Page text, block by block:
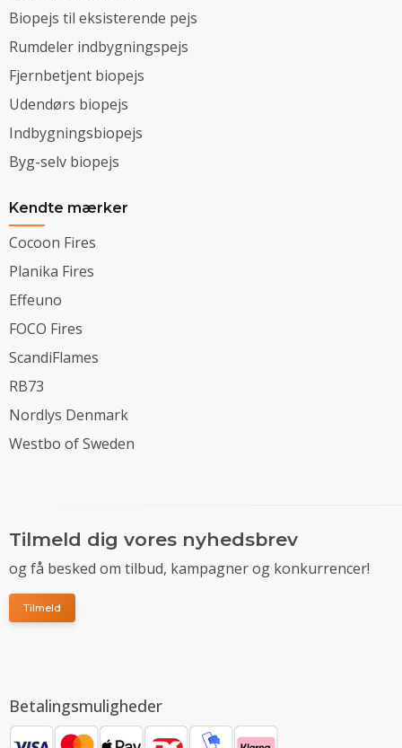
Biopejs til eksisterende pejs
Rumdeler indbygningspejs
Fjernbetjent biopejs
Udendørs biopejs
Indbygningsbiopejs
Byg-selv biopejs
Kendte mærker
Cocoon Fires
Planika Fires
Effeuno
FOCO Fires
ScandiFlames
RB73
Nordlys Denmark
Westbo of Sweden
Tilmeld dig vores nyhedsbrev
og få besked om tilbud, kampagner og konkurrencer!
Tilmeld
Betalingsmuligheder